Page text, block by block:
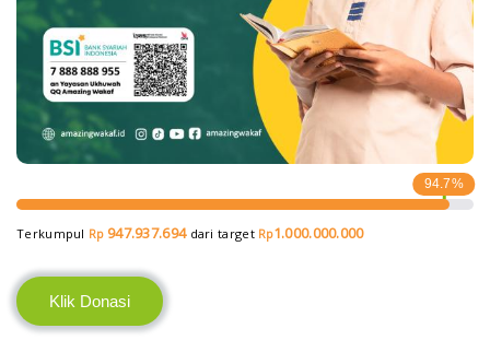
94.7%
Terkumpul Rp947.937.694 dari target Rp1.000.000.000
Klik Donasi